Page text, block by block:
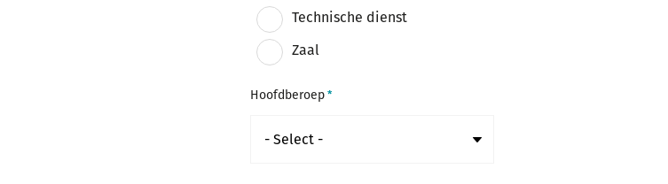
Technische dienst
Zaal
Hoofdberoep